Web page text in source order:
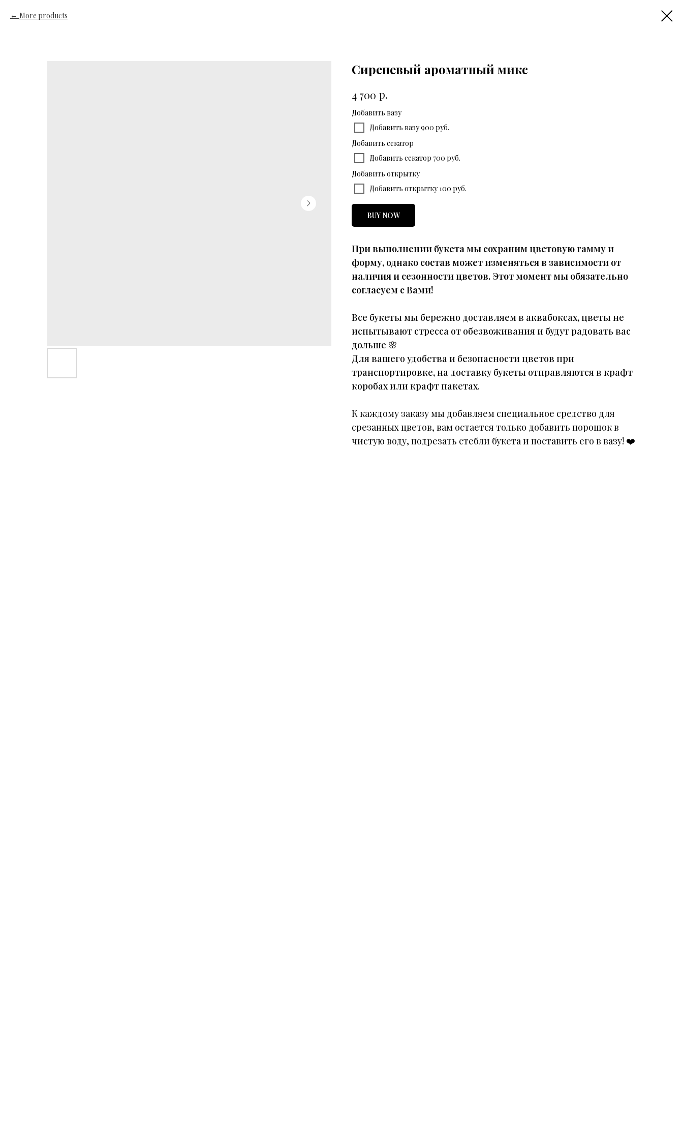
More products
Сиреневый ароматный микс
4 700 р.
Добавить вазу
Добавить вазу 900 руб.
Добавить секатор
Добавить секатор 700 руб.
Добавить открытку
Добавить открытку 100 руб.
BUY NOW
При выполнении букета мы сохраним цветовую гамму и
форму, однако состав может изменяться в зависимости от
наличия и сезонности цветов. Этот момент мы обязательно
согласуем с Вами!
Все букеты мы бережно доставляем в аквабоксах, цветы не
испытывают стресса от обезвоживания и будут радовать вас
дольше 🌸
Для вашего удобства и безопасности цветов при
транспортировке, на доставку букеты отправляются в крафт
коробах или крафт пакетах.
К каждому заказу мы добавляем специальное средство для
срезанных цветов, вам остается только добавить порошок в
чистую воду, подрезать стебли букета и поставить его в вазу! ❤️